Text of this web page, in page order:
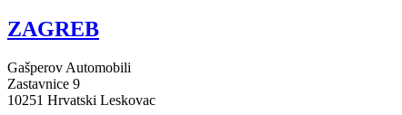
ZAGREB
Gašperov Automobili
Zastavnice 9
10251 Hrvatski Leskovac